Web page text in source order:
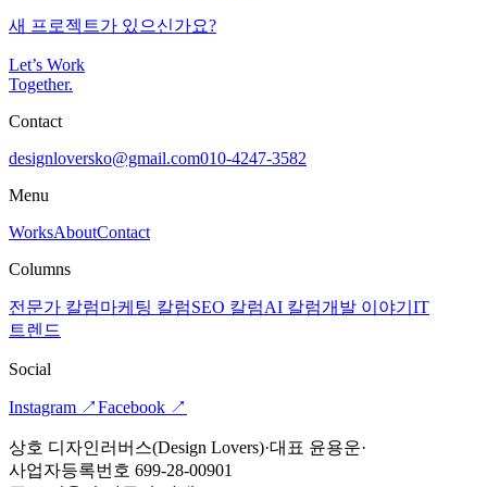
새 프로젝트가 있으신가요?
Let’s Work
Together.
Contact
designloversko@gmail.com010-4247-3582
Menu
WorksAboutContact
Columns
전문가 칼럼마케팅 칼럼SEO 칼럼AI 칼럼개발 이야기 IT
트렌드
Social
Instagram ↗Facebook ↗
상호 디자인러버스(Design Lovers)·대표 윤용운·
사업자등록번호 699-28-00901